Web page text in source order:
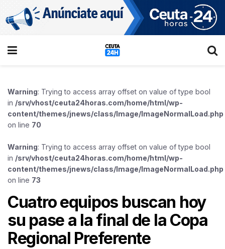
Warning: Trying to access array offset on value of type bool
in /srv/vhost/ceuta24horas.com/home/html/wp-
content/themes/jnews/class/Image/ImageNormalLoad.php
on line 70
Warning: Trying to access array offset on value of type bool
in /srv/vhost/ceuta24horas.com/home/html/wp-
content/themes/jnews/class/Image/ImageNormalLoad.php
on line 73
Cuatro equipos buscan hoy
su pase a la final de la Copa
Regional Preferente